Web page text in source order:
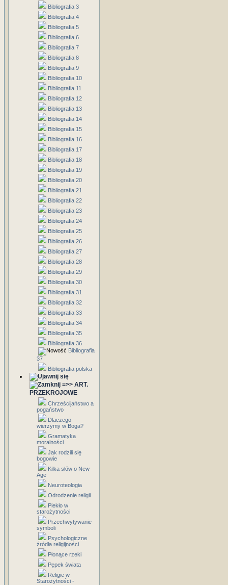
Bibliografia 3
Bibliografia 4
Bibliografia 5
Bibliografia 6
Bibliografia 7
Bibliografia 8
Bibliografia 9
Bibliografia 10
Bibliografia 11
Bibliografia 12
Bibliografia 13
Bibliografia 14
Bibliografia 15
Bibliografia 16
Bibliografia 17
Bibliografia 18
Bibliografia 19
Bibliografia 20
Bibliografia 21
Bibliografia 22
Bibliografia 23
Bibliografia 24
Bibliografia 25
Bibliografia 26
Bibliografia 27
Bibliografia 28
Bibliografia 29
Bibliografia 30
Bibliografia 31
Bibliografia 32
Bibliografia 33
Bibliografia 34
Bibliografia 35
Bibliografia 36
Bibliografia
37
Bibliografia polska
=>> ART.
PRZEKROJOWE
Chrześcijaństwo a
pogaństwo
Dlaczego
wierzymy w Boga?
Gramatyka
moralności
Jak rodzili się
bogowie
Kilka słów o New
Age
Neuroteologia
Odrodzenie religii
Piekło w
starożytności
Przechwytywanie
symboli
Psychologiczne
źródła religijności
Płonące rzeki
Pępek świata
Religie w
Starożytności -